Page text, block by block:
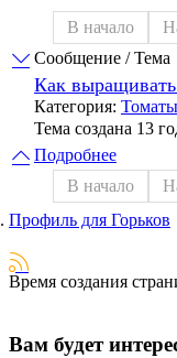
В начало
Сообщение / Тема
Подробнее
Как
Категория: Томаты
Тема создана 13
В начало
Профиль для Горьков
Время создания
Вам будет